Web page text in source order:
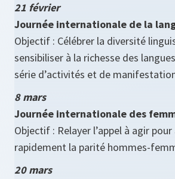
21 février
Journée internationale de la
Objectif : Célébrer la diversité
sensibiliser à la richesse des
série d’activités et de
8 mars
Journée internationale des
Objectif : Relayer l’appel à agir
rapidement la parité hommes-
20 mars